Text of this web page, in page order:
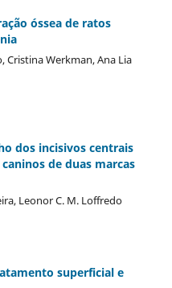
óssea de ratos
Cristina Werkman, Ana Lia
dos incisivos centrais
de duas marcas
Leonor C. M. Loffredo
superficial e